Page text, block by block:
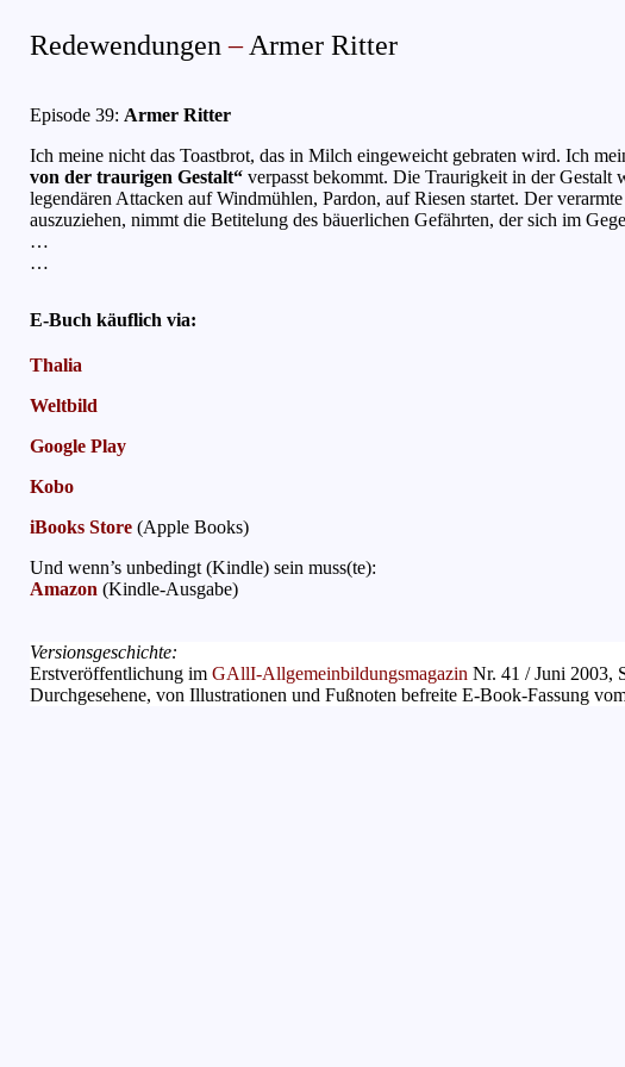
Redewendungen–Armer Ritter
Episode 39: Armer Ritter
Ich meine nicht das Toastbrot, das in Milch eingeweicht gebraten wird. Ich
von der traurigen Gestalt“ verpasst bekommt. Die Traurigkeit in der Gestalt
legendären Attacken auf Windmühlen, Pardon, auf Riesen startet. Der
auszuziehen, nimmt die Betitelung des bäuerlichen Gefährten, der sich im
…
…
E-Buch käuflich via:
Thalia
Weltbild
Google Play
Kobo
iBooks Store (Apple Books)
Und wenn’s unbedingt (Kindle) sein muss(te):
Amazon (Kindle-Ausgabe)
Versionsgeschichte:
Erstveröffentlichung im GAllI-Allgemeinbildungsmagazin Nr. 41 / Juni 2003,
Durchgesehene, von Illustrationen und Fußnoten befreite E-Book-Fassung